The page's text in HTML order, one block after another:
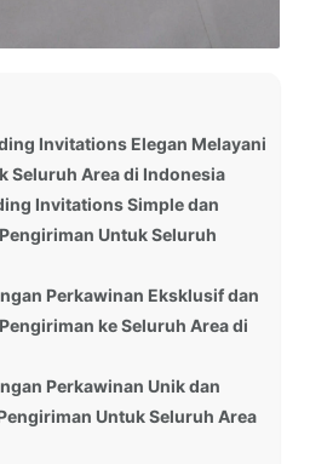
Invitations Elegan Melayani
Seluruh Area di Indonesia
Invitations Simple dan
Untuk Seluruh
Perkawinan Eksklusif dan
ke Seluruh Area di
Perkawinan Unik dan
Untuk Seluruh Area